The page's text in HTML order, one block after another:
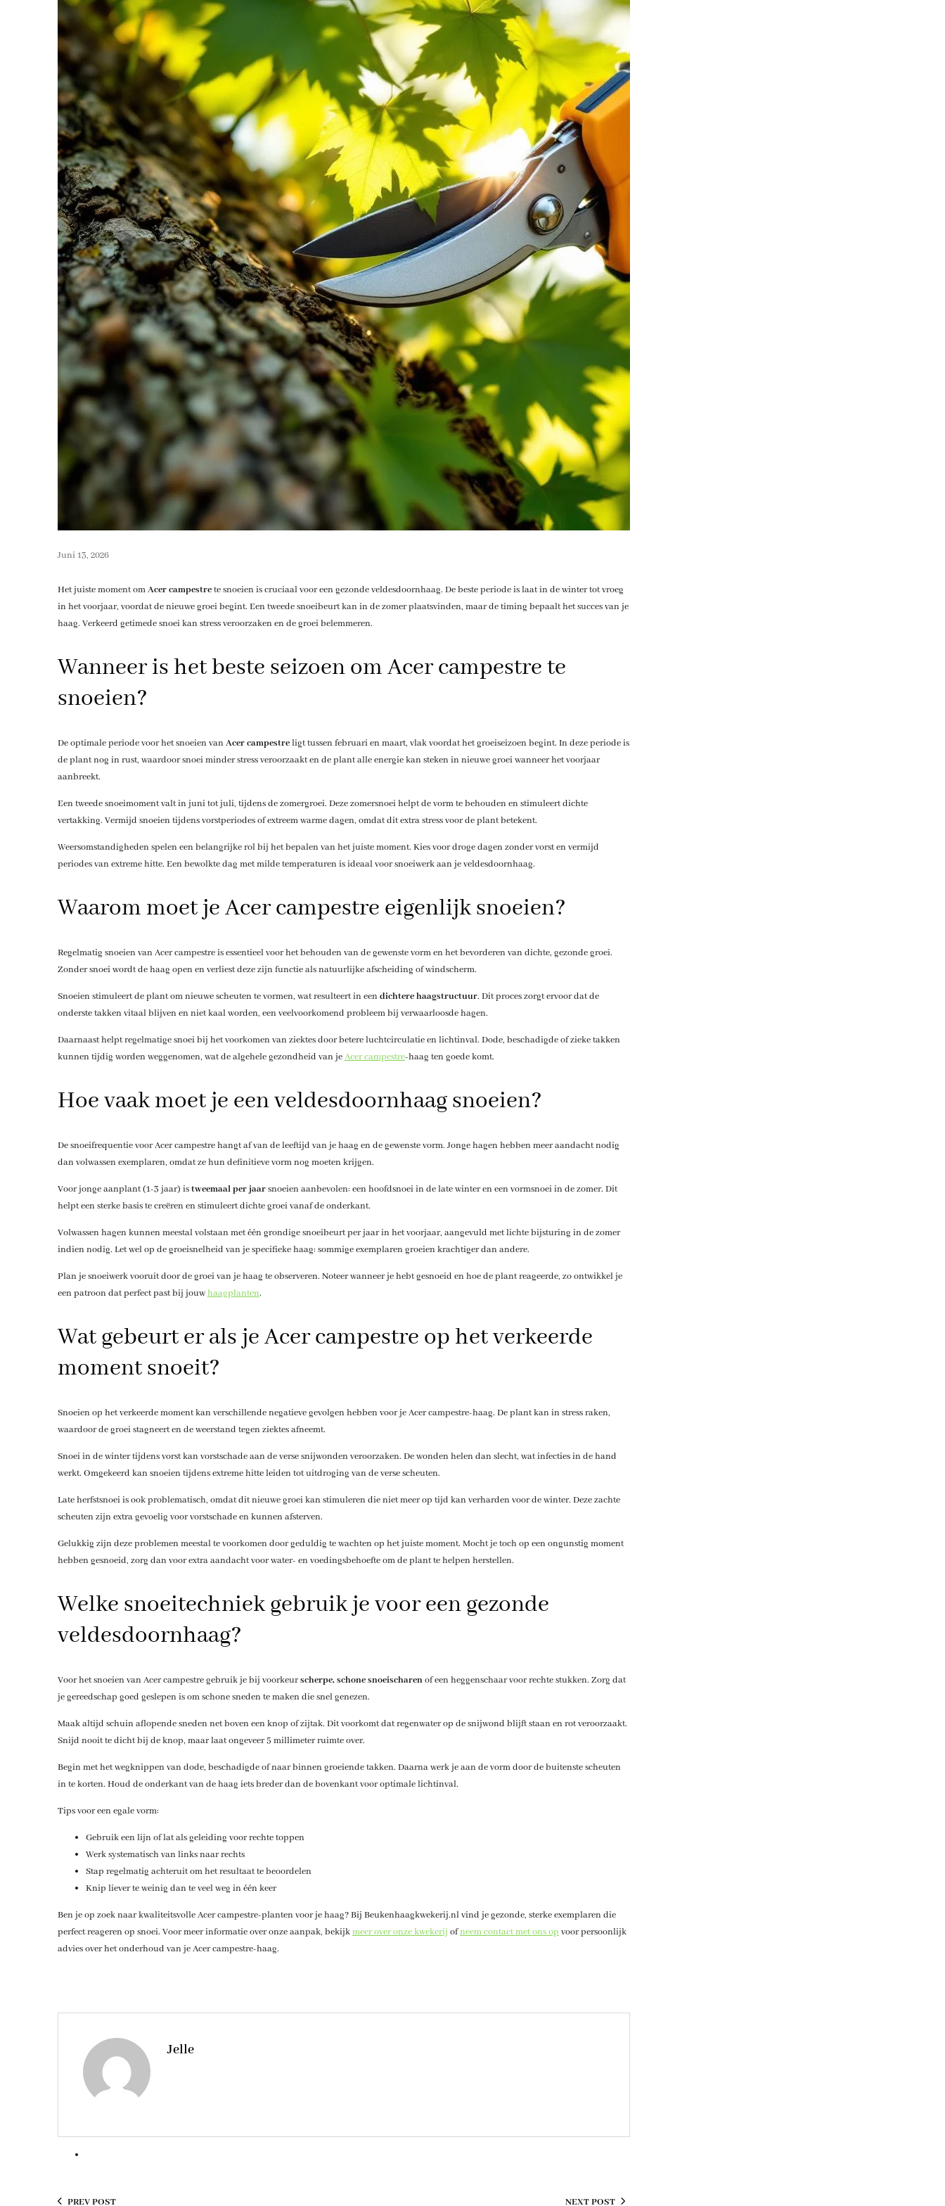
Juni 13, 2026
Het juiste moment omAcer campestrete snoeien is cruciaal voor een gezonde veldesdoornhaag. De beste periode is laat in de winter tot vroeg
in het voorjaar, voordat de nieuwe groei begint. Een tweede snoeibeurt kan in de zomer plaatsvinden, maar de timing bepaalt het succes van je
haag. Verkeerd getimede snoei kan stress veroorzaken en de groei belemmeren.
Wanneer is het beste seizoen om Acer campestre te
snoeien?
De optimale periode voor het snoeien vanAcer campestreligt tussen februari en maart, vlak voordat het groeiseizoen begint. In deze periode is
de plant nog in rust, waardoor snoei minder stress veroorzaakt en de plant alle energie kan steken in nieuwe groei wanneer het voorjaar
aanbreekt.
Een tweede snoeimoment valt in juni tot juli, tijdens de zomergroei. Deze zomersnoei helpt de vorm te behouden en stimuleert dichte
vertakking. Vermijd snoeien tijdens vorstperiodes of extreem warme dagen, omdat dit extra stress voor de plant betekent.
Weersomstandigheden spelen een belangrijke rol bij het bepalen van het juiste moment. Kies voor droge dagen zonder vorst en vermijd
periodes van extreme hitte. Een bewolkte dag met milde temperaturen is ideaal voor snoeiwerk aan je veldesdoornhaag.
Waarom moet je Acer campestre eigenlijk snoeien?
Regelmatig snoeien van Acer campestre is essentieel voor het behouden van de gewenste vorm en het bevorderen van dichte, gezonde groei.
Zonder snoei wordt de haag open en verliest deze zijn functie als natuurlijke afscheiding of windscherm.
Snoeien stimuleert de plant om nieuwe scheuten te vormen, wat resulteert in eendichtere haagstructuur. Dit proces zorgt ervoor dat de
onderste takken vitaal blijven en niet kaal worden, een veelvoorkomend probleem bij verwaarloosde hagen.
Daarnaast helpt regelmatige snoei bij het voorkomen van ziektes door betere luchtcirculatie en lichtinval. Dode, beschadigde of zieke takken
kunnen tijdig worden weggenomen, wat de algehele gezondheid van jeAcer campestre-haag ten goede komt.
Hoe vaak moet je een veldesdoornhaag snoeien?
De snoeifrequentie voor Acer campestre hangt af van de leeftijd van je haag en de gewenste vorm. Jonge hagen hebben meer aandacht nodig
dan volwassen exemplaren, omdat ze hun definitieve vorm nog moeten krijgen.
Voor jonge aanplant (1-3 jaar) istweemaal per jaarsnoeien aanbevolen: een hoofdsnoei in de late winter en een vormsnoei in de zomer. Dit
helpt een sterke basis te creëren en stimuleert dichte groei vanaf de onderkant.
Volwassen hagen kunnen meestal volstaan met één grondige snoeibeurt per jaar in het voorjaar, aangevuld met lichte bijsturing in de zomer
indien nodig. Let wel op de groeisnelheid van je specifieke haag: sommige exemplaren groeien krachtiger dan andere.
Plan je snoeiwerk vooruit door de groei van je haag te observeren. Noteer wanneer je hebt gesnoeid en hoe de plant reageerde, zo ontwikkel je
een patroon dat perfect past bij jouwhaagplanten.
Wat gebeurt er als je Acer campestre op het verkeerde
moment snoeit?
Snoeien op het verkeerde moment kan verschillende negatieve gevolgen hebben voor je Acer campestre-haag. De plant kan in stress raken,
waardoor de groei stagneert en de weerstand tegen ziektes afneemt.
Snoei in de winter tijdens vorst kan vorstschade aan de verse snijwonden veroorzaken. De wonden helen dan slecht, wat infecties in de hand
werkt. Omgekeerd kan snoeien tijdens extreme hitte leiden tot uitdroging van de verse scheuten.
Late herfst­snoei is ook problematisch, omdat dit nieuwe groei kan stimuleren die niet meer op tijd kan verharden voor de winter. Deze zachte
scheuten zijn extra gevoelig voor vorstschade en kunnen afsterven.
Gelukkig zijn deze problemen meestal te voorkomen door geduldig te wachten op het juiste moment. Mocht je toch op een ongunstig moment
hebben gesnoeid, zorg dan voor extra aandacht voor water- en voedingsbehoefte om de plant te helpen herstellen.
Welke snoeitechniek gebruik je voor een gezonde
veldesdoornhaag?
Voor het snoeien van Acer campestre gebruik je bij voorkeurscherpe, schone snoeischarenof een heggenschaar voor rechte stukken. Zorg dat
je gereedschap goed geslepen is om schone sneden te maken die snel genezen.
Maak altijd schuin aflopende sneden net boven een knop of zijtak. Dit voorkomt dat regenwater op de snijwond blijft staan en rot veroorzaakt.
Snijd nooit te dicht bij de knop, maar laat ongeveer 5 millimeter ruimte over.
Begin met het wegknippen van dode, beschadigde of naar binnen groeiende takken. Daarna werk je aan de vorm door de buitenste scheuten
in te korten. Houd de onderkant van de haag iets breder dan de bovenkant voor optimale lichtinval.
Tips voor een egale vorm:
Gebruik een lijn of lat als geleiding voor rechte toppen
Werk systematisch van links naar rechts
Stap regelmatig achteruit om het resultaat te beoordelen
Knip liever te weinig dan te veel weg in één keer
Ben je op zoek naar kwaliteitsvolle Acer campestre-planten voor je haag? Bij Beukenhaagkwekerij.nl vind je gezonde, sterke exemplaren die
perfect reageren op snoei. Voor meer informatie over onze aanpak, bekijkmeer over onze kwekerij ofneem contact met ons op voor persoonlijk
advies over het onderhoud van je Acer campestre-haag.
Jelle
PREV POST NEXT POST